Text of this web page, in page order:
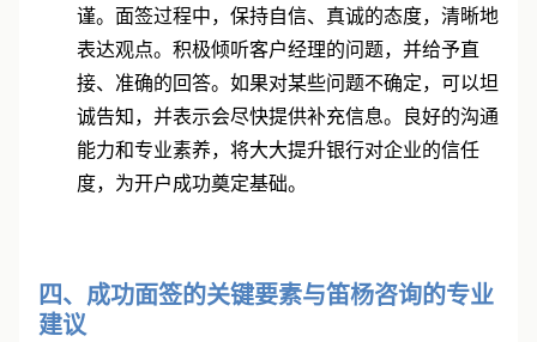
谨。面签过程中，保持自信、真诚的态度，清晰地
表达观点。积极倾听客户经理的问题，并给予直
接、准确的回答。如果对某些问题不确定，可以坦
诚告知，并表示会尽快提供补充信息。良好的沟通
能力和专业素养，将大大提升银行对企业的信任
度，为开户成功奠定基础。
四、成功面签的关键要素与笛杨咨询的专业
建议